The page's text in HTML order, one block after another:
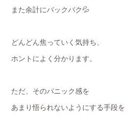
また余計にバックバク💦
どんどん焦っていく気持ち、
ホントによく分かります。
ただ、そのパニック感を
あまり悟られないようにする手段を